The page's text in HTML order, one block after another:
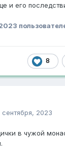
и его
8
сентября, 2023
в чужой